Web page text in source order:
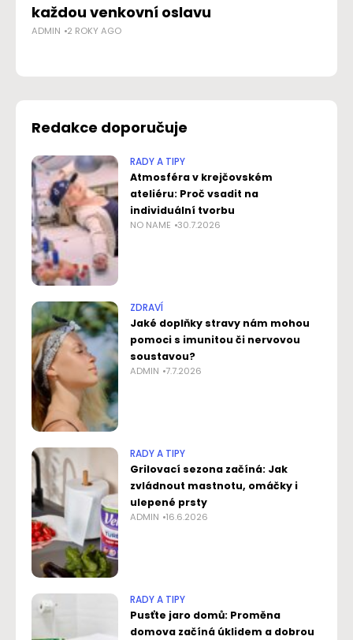
každou venkovní oslavu
ADMIN 2 ROKY AGO
Redakce doporučuje
RADY A TIPY
Atmosféra v krejčovském
ateliéru: Proč vsadit na
individuální tvorbu
NO NAME 30.7.2026
ZDRAVÍ
Jaké doplňky stravy nám mohou
pomoci s imunitou či nervovou
soustavou?
ADMIN 7.7.2026
RADY A TIPY
Grilovací sezona začíná: Jak
zvládnout mastnotu, omáčky i
ulepené prsty
ADMIN 16.6.2026
RADY A TIPY
Pusťte jaro domů: Proměna
domova začíná úklidem a dobrou